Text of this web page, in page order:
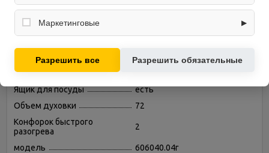
Варочная панель
газовая
Количество стекол дверцы
Очистка
Блокировка панели
управления
Ящик для посуды
есть
Объем духовки
72
Конфорок быстрого
разогрева
2
модель 606040.04г
Собирают обезличенную информацию о посещениях и
использовании сайта (например, счётчики аналитики),
Маркетинговые ▶
предложений на основе ваших интересов.
Разрешить все Разрешить обязательные